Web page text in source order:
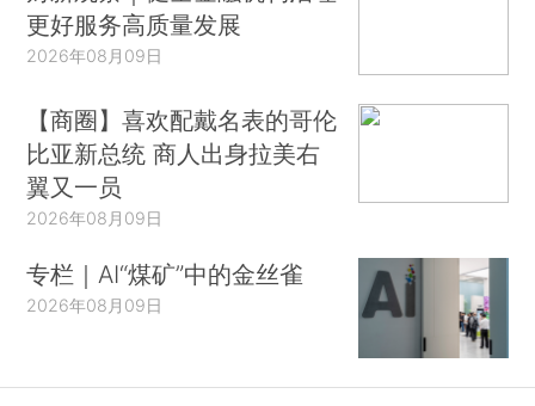
更好服务高质量发展
2026年08月09日
【商圈】喜欢配戴名表的哥伦
比亚新总统 商人出身拉美右
翼又一员
2026年08月09日
专栏｜AI“煤矿”中的金丝雀
2026年08月09日